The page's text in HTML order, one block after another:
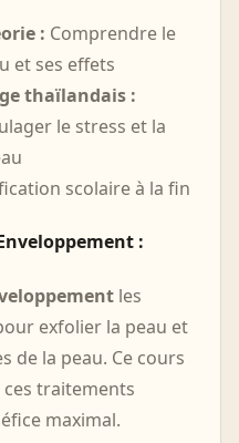
: Comprendre le
et ses effets
thaïlandais :
le stress et la
scolaire à la fin
:
les
exfolier la peau et
de la peau. Ce cours
traitements
maximal.